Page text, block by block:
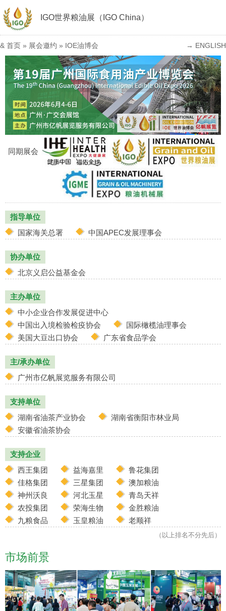
IGO世界粮油展（IGO China）
& 首页 » 展会邀约 » IOE油博会 → ENGLISH
同期展会
指导单位
国家海关总署
中国APEC发展理事会
协办单位
北京义启公益基金会
主办单位
中小企业合作发展促进中心
中国出入境检验检疫协会
国际橄榄油理事会
美国大豆出口协会
广东省食品学会
主/承办单位
广州市亿帆展览服务有限公司
支持单位
湖南省油茶产业协会
湖南省衡阳市林业局
安徽省油茶协会
支持企业
西王集团
益海嘉里
鲁花集团
佳格集团
三星集团
澳加粮油
神州沃良
河北玉星
青岛天祥
农投集团
荣海生物
金胜粮油
九粮食品
玉皇粮油 老顺祥
（以上排名不分先后）
市场前景